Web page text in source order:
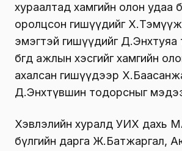
хураалтад хамгийн олон удаа
оролцсон гишүүдийг
эмэгтэй гишүүдийг Д.Энхтуяа
бөгөөд ажлын хэсгийг хамгийн
ахалсан гишүүдээр
Д.Энхтүвшин тодорсныг
Хэвлэлийн хуралд УИХ дахь
бүлгийн дарга Ж.Батжаргал,